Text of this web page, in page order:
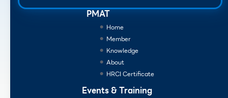
PMAT
Home
Member
Knowledge
About
HRCI Certificate
Events & Training